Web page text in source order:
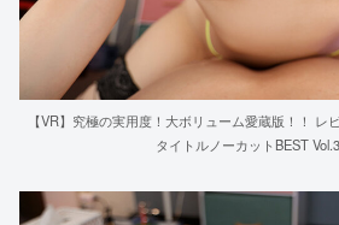
【VR】究極の実用度！大ボリューム愛蔵版！！ レ
タイトルノーカットBEST